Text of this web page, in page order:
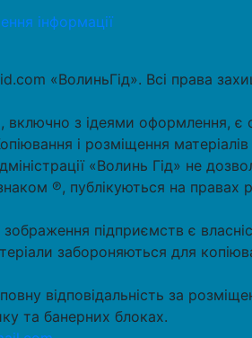
інформації
«ВолиньГід». Всі права
включно з ідеями оформлення, є
і розміщення
«Волинь Гід» не
℗, публікуються на правах
зображення підприємств є
забороняються для
відповідальність за
та банерних блоках.